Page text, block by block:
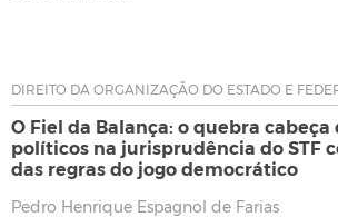
DIREITO DA ORGANIZAÇÃO DO ESTADO E
O Fiel da Balança: o quebra
políticos na jurisprudência do STF
das regras do jogo democrático
Pedro Henrique Espagnol de Farias